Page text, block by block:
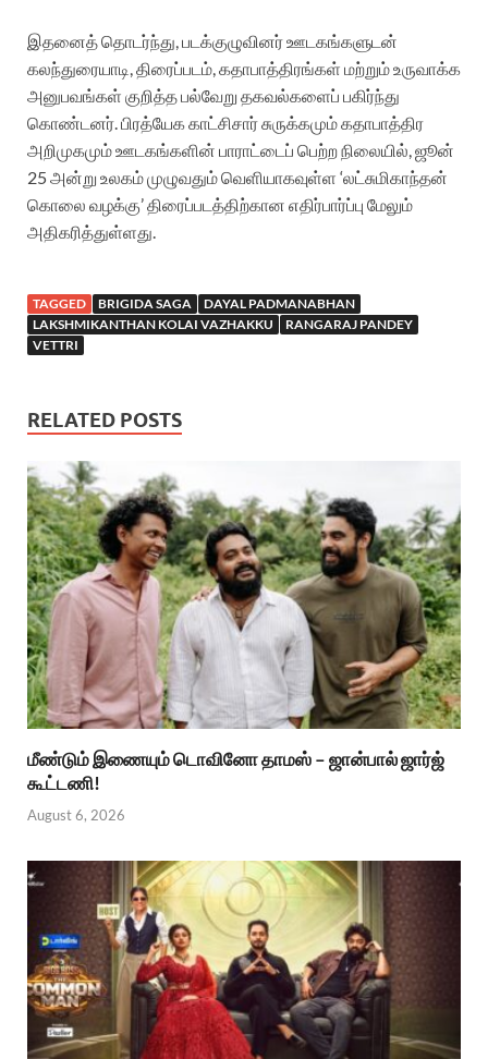
இதனைத் தொடர்ந்து, படக்குழுவினர் ஊடகங்களுடன்
கலந்துரையாடி, திரைப்படம், கதாபாத்திரங்கள் மற்றும் உருவாக்க
அனுபவங்கள் குறித்த பல்வேறு தகவல்களைப் பகிர்ந்து
கொண்டனர். பிரத்யேக காட்சிசார் சுருக்கமும் கதாபாத்திர
அறிமுகமும் ஊடகங்களின் பாராட்டைப் பெற்ற நிலையில், ஜூன்
25 அன்று உலகம் முழுவதும் வெளியாகவுள்ள ‘லட்சுமிகாந்தன்
கொலை வழக்கு’ திரைப்படத்திற்கான எதிர்பார்ப்பு மேலும்
அதிகரித்துள்ளது.
TAGGED BRIGIDA SAGA
DAYAL PADMANABHAN
LAKSHMIKANTHAN KOLAI VAZHAKKU
RANGARAJ PANDEY
VETTRI
RELATED POSTS
மீண்டும் இணையும் டொவினோ தாமஸ் – ஜான்பால் ஜார்ஜ்
கூட்டணி!
August 6, 2026